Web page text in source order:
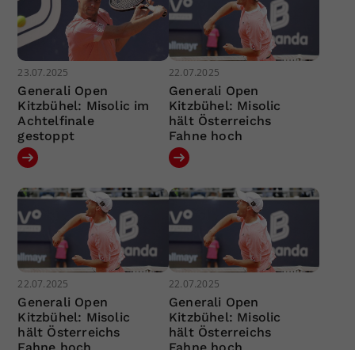
23.07.2025
Generali Open
Kitzbühel: Misolic im
Achtelfinale
gestoppt
22.07.2025
Generali Open
Kitzbühel: Misolic
hält Österreichs
Fahne hoch
22.07.2025
Generali Open
Kitzbühel: Misolic
hält Österreichs
22.07.2025
Generali Open
Kitzbühel: Misolic
hält Österreichs